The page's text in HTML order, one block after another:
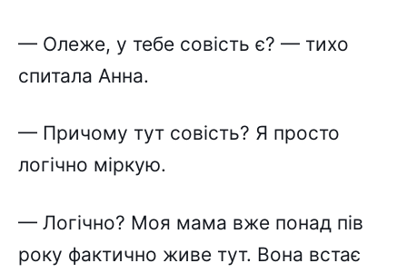
— Олеже, у тебе совість є? — тихо
спитала Анна.
— Причому тут совість? Я просто
логічно міркую.
— Логічно? Моя мама вже понад пів
року фактично живе тут. Вона встає